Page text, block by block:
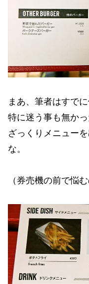
まあ、筆者はすで
特に迷う事も無か
ざっくりメニュー
な。
（券売機の前で悩